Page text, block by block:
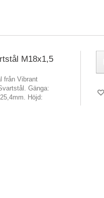
M18x1,5
från Vibrant
Gänga:
Höjd: